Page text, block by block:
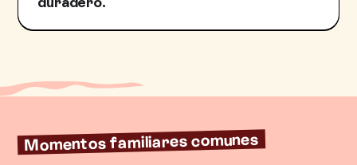
Momentos familiares comunes